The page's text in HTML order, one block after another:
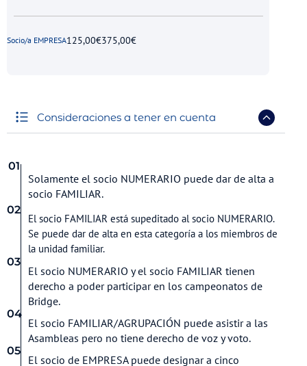
Socio/a EMPRESA125,00€375,00€
Consideraciones a tener en cuenta
01
Solamente el socio NUMERARIO puede dar de alta a
socio FAMILIAR.
02
El socio FAMILIAR está supeditado al socio NUMERARIO.
Se puede dar de alta en esta categoría a los miembros de
la unidad familiar.
03
El socio NUMERARIO y el socio FAMILIAR tienen
derecho a poder participar en los campeonatos de
Bridge.
04
El socio FAMILIAR/AGRUPACIÓN puede asistir a las
Asambleas pero no tiene derecho de voz y voto.
05
El socio de EMPRESA puede designar a cinco